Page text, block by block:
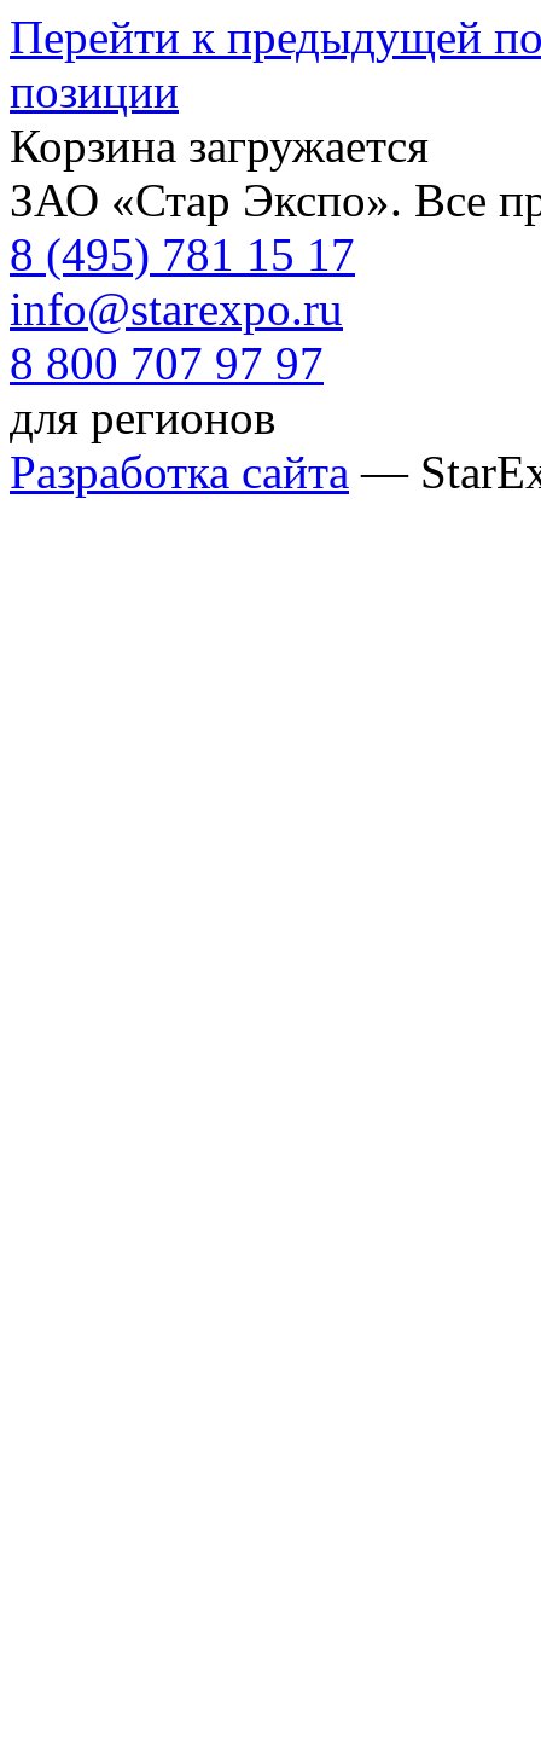
Перейти к предыдущей
позиции
Корзина загружается
ЗАО «Стар Экспо». Все
8 (495) 781 15 17
info@starexpo.ru
8 800 707 97 97
для регионов
Разработка сайта —